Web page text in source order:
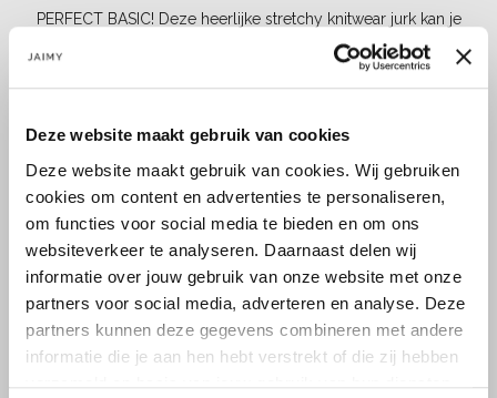
Deze website maakt gebruik van cookies
Deze website maakt gebruik van cookies. Wij gebruiken
cookies om content en advertenties te personaliseren,
om functies voor social media te bieden en om ons
websiteverkeer te analyseren. Daarnaast delen wij
informatie over jouw gebruik van onze website met onze
partners voor social media, adverteren en analyse. Deze
partners kunnen deze gegevens combineren met andere
informatie die je aan hen hebt verstrekt of die zij hebben
PERFECT BASIC! Deze heerlijke stretchy knitwear jurk kan je
casual combineren of met high heels. De jurk heeft col en midi
Lees meer
Maat:
1SIZE
Toevoegen aan winkelwagen